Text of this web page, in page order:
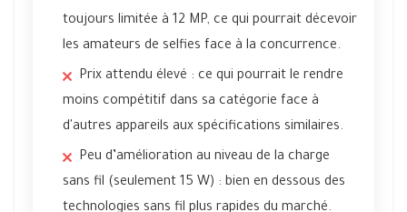
toujours limitée à 12 MP, ce qui pourrait décevoir
les amateurs de selfies face à la concurrence.
Prix attendu élevé : ce qui pourrait le rendre
moins compétitif dans sa catégorie face à
d'autres appareils aux spécifications similaires.
Peu d’amélioration au niveau de la charge
sans fil (seulement 15 W) : bien en dessous des
technologies sans fil plus rapides du marché.